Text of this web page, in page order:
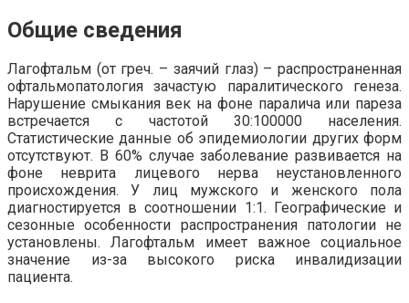
Общие сведения
Лагофтальм (от греч. – заячий глаз) – распространенная
офтальмопатология зачастую паралитического генеза.
Нарушение смыкания век на фоне паралича или пареза
встречается с частотой 30:100000 населения.
Статистические данные об эпидемиологии других форм
отсутствуют. В 60% случае заболевание развивается на
фоне неврита лицевого нерва неустановленного
происхождения. У лиц мужского и женского пола
диагностируется в соотношении 1:1. Географические и
сезонные особенности распространения патологии не
установлены. Лагофтальм имеет важное социальное
значение из-за высокого риска инвалидизации
пациента.